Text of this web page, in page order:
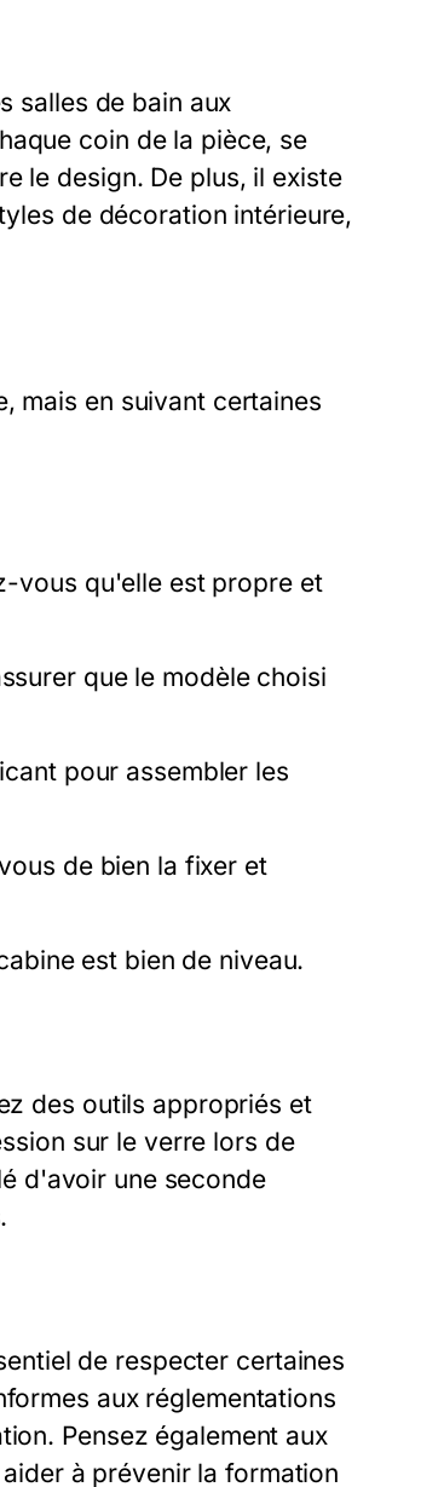
salles de bain aux
coin de la pièce, se
le design. De plus, il existe
de décoration intérieure,
mais en suivant certaines
vous qu'elle est propre et
que le modèle choisi
pour assembler les
de bien la fixer et
est bien de niveau.
des outils appropriés et
sur le verre lors de
d'avoir une seconde
de respecter certaines
aux réglementations
Pensez également aux
à prévenir la formation